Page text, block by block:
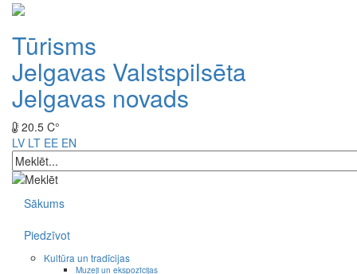
Tūrisms
Jelgavas Valstspilsēta
Jelgavas novads
20.5 C°
LV LT EE EN
Sākums
Piedzīvot
Kultūra un tradīcijas
Muzeji un ekspozīcijas